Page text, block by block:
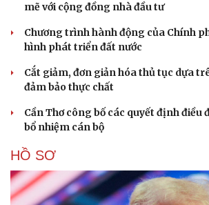
Dinh dưỡng - món ngon
Cây thuốc
Nhà đẹp
Blog
mẽ với cộng đồng nhà đầu tư
Chương trình hành động của Chính
hình phát triển đất nước
Cắt giảm, đơn giản hóa thủ tục dựa
đảm bảo thực chất
Cần Thơ công bố các quyết định điều
bổ nhiệm cán bộ
HỒ SƠ